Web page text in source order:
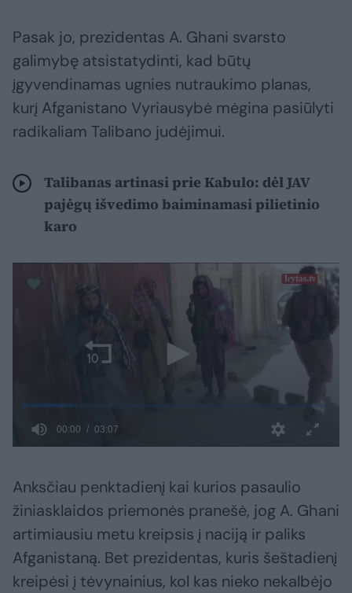
Pasak jo, prezidentas A. Ghani svarsto
galimybę atsistatydinti, kad būtų
įgyvendinamas ugnies nutraukimo planas,
kurį Afganistano Vyriausybė mėgina pasiūlyti
radikaliam Talibano judėjimui.
Talibanas artinasi prie Kabulo: dėl JAV
pajėgų išvedimo baiminamasi pilietinio
karo
Anksčiau penktadienį kai kurios pasaulio
žiniasklaidos priemonės pranešė, jog A. Ghani
artimiausiu metu kreipsis į naciją ir paliks
Afganistaną. Bet prezidentas, kuris šeštadienį
kreipėsi į tėvynainius, kol kas nieko nekalbėjo